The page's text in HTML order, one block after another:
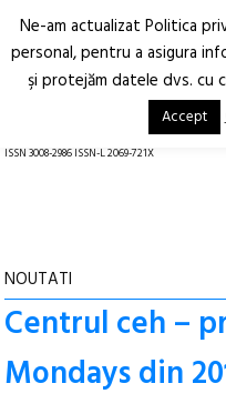
Arhitectură.
Oraș.
ISSN 3008-2986 ISSN-L 2069-721X
NOUTATI
Centrul ceh –
Mondays din
Ne-am actualizat Politica
personal, pentru a asigura
şi protejăm datele dvs. cu
Accept